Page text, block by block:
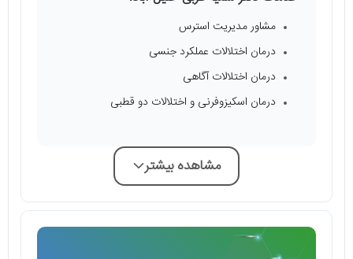
مشاور مدیریت استرس
درمان اختلالات عملکرد جنسی
درمان اختلالات آگاهی
درمان اسکیزوفرنی و اختلالات دو قطبی
مشاهده بیشتر